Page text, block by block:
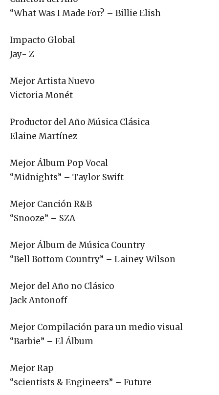
“What Was I Made For? – Billie Elish
Impacto Global
Jay- Z
Mejor Artista Nuevo
Victoria Monét
Productor del Año Música Clásica
Elaine Martínez
Mejor Álbum Pop Vocal
“Midnights” – Taylor Swift
Mejor Canción R&B
“Snooze” – SZA
Mejor Álbum de Música Country
“Bell Bottom Country” – Lainey Wilson
Mejor del Año no Clásico
Jack Antonoff
Mejor Compilación para un medio visual
“Barbie” – El Álbum
Mejor Rap
“scientists & Engineers” – Future